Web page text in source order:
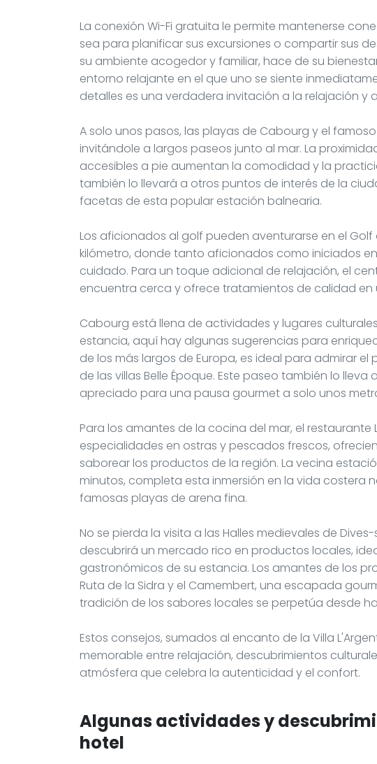
La conexión Wi-Fi gratuita le permite mantenerse
sea para planificar sus excursiones o compartir sus
su ambiente acogedor y familiar, hace de su
entorno relajante en el que uno se siente
detalles es una verdadera invitación a la relajación y
A solo unos pasos, las playas de Cabourg y el
invitándole a largos paseos junto al mar. La
accesibles a pie aumentan la comodidad y la
también lo llevará a otros puntos de interés de la
facetas de esta popular estación balnearia.
Los aficionados al golf pueden aventurarse en el
kilómetro, donde tanto aficionados como iniciados
cuidado. Para un toque adicional de relajación, el
encuentra cerca y ofrece tratamientos de calidad en
Cabourg está llena de actividades y lugares
estancia, aquí hay algunas sugerencias para
de los más largos de Europa, es ideal para admirar
de las villas Belle Époque. Este paseo también lo lleva
apreciado para una pausa gourmet a solo unos
Para los amantes de la cocina del mar, el restaurante
especialidades en ostras y pescados frescos,
saborear los productos de la región. La vecina
minutos, completa esta inmersión en la vida costera
famosas playas de arena fina.
No se pierda la visita a las Halles medievales de
descubrirá un mercado rico en productos locales,
gastronómicos de su estancia. Los amantes de los
Ruta de la Sidra y el Camembert, una escapada
tradición de los sabores locales se perpetúa desde
Estos consejos, sumados al encanto de la Villa
memorable entre relajación, descubrimientos
atmósfera que celebra la autenticidad y el confort.
Algunas actividades y
hotel